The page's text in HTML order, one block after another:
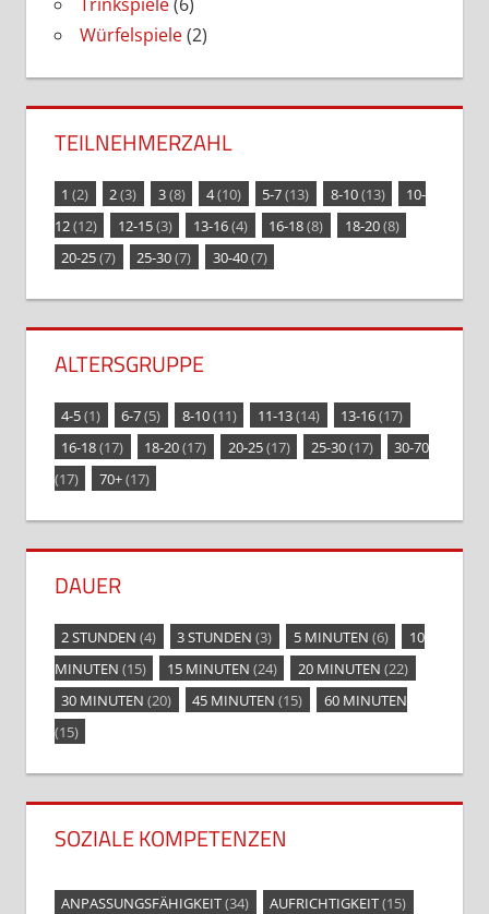
Würfelspiele(2)
TEILNEHMERZAHL
1 (2) 2(3) 3(8) 4(10) 5-7(13) 8-10(13)
10-
12(12) 12-15(3) 13-16(4) 16-18(8) 18-20(8)
20-25(7) 25-30(7) 30-40(7)
ALTERSGRUPPE
4-5(1) 6-7(5) 8-10(11) 11-13(14) 13-16(17)
16-18(17) 18-20(17) 20-25(17) 25-30(17)
30-70
(17)
70+(17)
DAUER
2 STUNDEN (4) 3 STUNDEN (3) 5 MINUTEN (6)
10
MINUTEN (15) 15 MINUTEN (24) 20 MINUTEN (22)
30 MINUTEN (20) 45 MINUTEN (15)
60 MINUTEN
(15)
SOZIALE KOMPETENZEN
ANPASSUNGSFÄHIGKEIT(34) AUFRICHTIGKEIT(15)